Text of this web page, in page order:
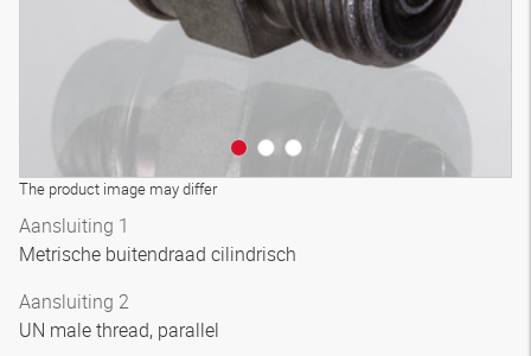
The product image may differ
Aansluiting 1
Metrische buitendraad cilindrisch
Aansluiting 2
UN male thread, parallel